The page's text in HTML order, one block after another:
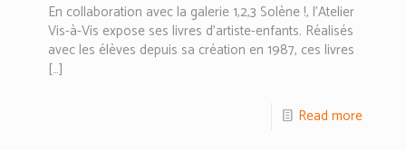
En collaboration avec la galerie 1,2,3 Solène !, l’Atelier
Vis-à-Vis expose ses livres d’artiste-enfants. Réalisés
avec les élèves depuis sa création en 1987, ces livres
[…]
Read more